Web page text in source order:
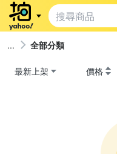
全部分類
最新上架 價格